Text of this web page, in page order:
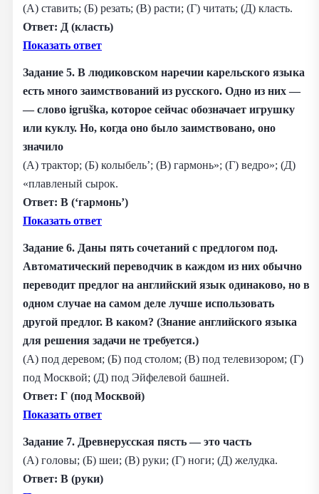
(А) ставить; (Б) резать; (В) расти; (Г) читать; (Д) класть.
Ответ: Д (класть)
Показать ответ
Задание 5. В людиковском наречии карельского языка
есть много заимствований из русского. Одно из них —
— слово igruška, которое сейчас обозначает игрушку
или куклу. Но, когда оно было заимствовано, оно
значило
(А) трактор; (Б) колыбель’; (В) гармонь»; (Г) ведро»; (Д)
«плавленый сырок.
Ответ: В (‘гармонь’)
Показать ответ
Задание 6. Даны пять сочетаний с предлогом под.
Автоматический переводчик в каждом из них обычно
переводит предлог на английский язык одинаково, но в
одном случае на самом деле лучше использовать
другой предлог. В каком? (Знание английского языка
для решения задачи не требуется.)
(А) под деревом; (Б) под столом; (В) под телевизором; (Г)
под Москвой; (Д) под Эйфелевой башней.
Ответ: Г (под Москвой)
Показать ответ
Задание 7. Древнерусская пясть — это часть
(А) головы; (Б) шеи; (В) руки; (Г) ноги; (Д) желудка.
Ответ: В (руки)